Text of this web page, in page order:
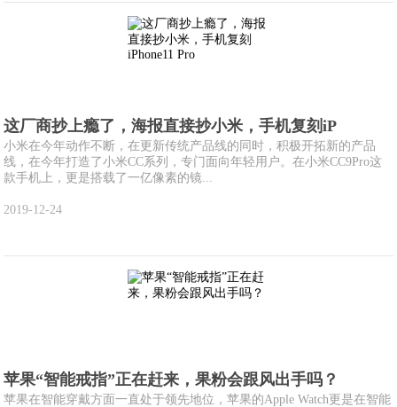
这厂商抄上瘾了，海报直接抄小米，手机复刻iP
小米在今年动作不断，在更新传统产品线的同时，积极开拓新的产品
线，在今年打造了小米CC系列，专门面向年轻用户。在小米CC9Pro这
款手机上，更是搭载了一亿像素的镜...
2019-12-24
苹果“智能戒指”正在赶来，果粉会跟风出手吗？
苹果在智能穿戴方面一直处于领先地位，苹果的Apple Watch更是在智能